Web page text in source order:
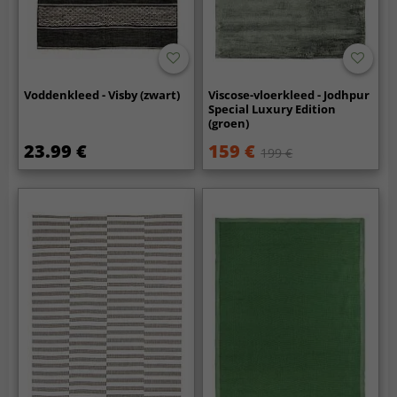
Voddenkleed - Visby (zwart)
23.99 €
Viscose-vloerkleed - Jodhpur
Special Luxury Edition
(groen)
159 € 199 €